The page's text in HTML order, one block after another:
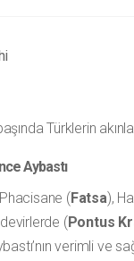
Türklerin
Aybastı
Phacisane (Fatsa),
(Pontus
verimli ve